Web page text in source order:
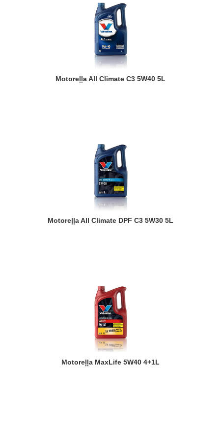
Motoreļļa All Climate C3 5W40 5L
Motoreļļa All Climate DPF C3 5W30 5L
Motoreļļa MaxLife 5W40 4+1L